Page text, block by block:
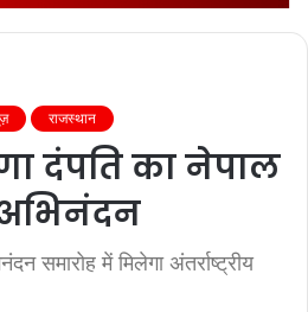
राजस्थान
दंपति का नेपाल
समारोह में मिलेगा अंतर्राष्ट्रीय